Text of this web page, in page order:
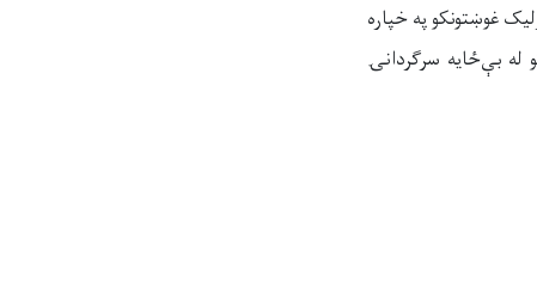
غوښتونکو په خپاره
بې‌ځایه سرګردانۍ